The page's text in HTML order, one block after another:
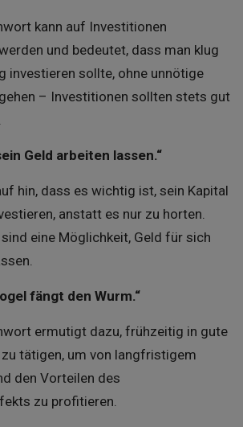
kann auf Investitionen
und bedeutet, dass man klug
investieren sollte, ohne unnötige
– Investitionen sollten stets gut
Geld arbeiten lassen.“
hin, dass es wichtig ist, sein Kapital
anstatt es nur zu horten.
eine Möglichkeit, Geld für sich
fängt den Wurm.“
ermutigt dazu, frühzeitig in gute
tätigen, um von langfristigem
den Vorteilen des
zu profitieren.